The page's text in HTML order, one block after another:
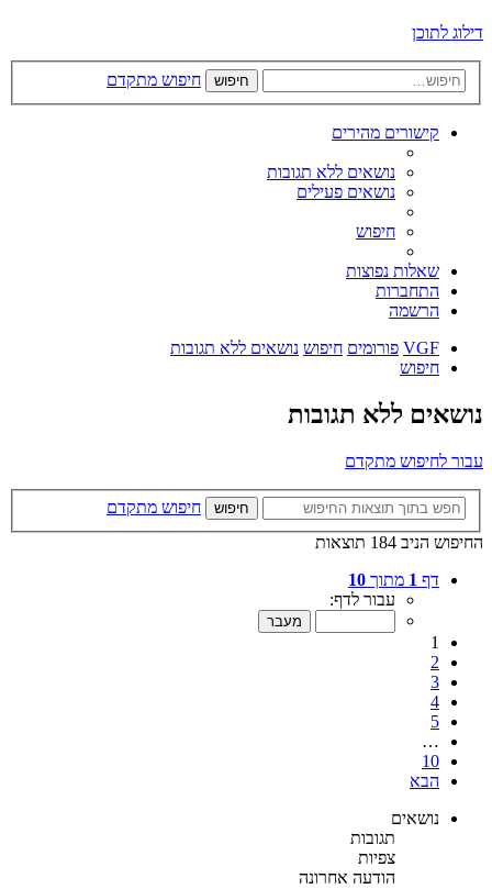
דילוג לתוכן
חיפוש חיפוש מתקדם
קישורים מהירים
נושאים ללא תגובות
נושאים פעילים
חיפוש
שאלות נפוצות
התחברות
הרשמה
VGF פורומים חיפוש נושאים ללא תגובות
חיפוש
נושאים ללא תגובות
עבור לחיפוש מתקדם
חיפוש
חיפוש מתקדם
החיפוש הניב 184 תוצאות
דף 1 מתוך 10
עבור לדף:
1
2
3
4
5
…
10
הבא
נושאים
תגובות
צפיות
הודעה אחרונה